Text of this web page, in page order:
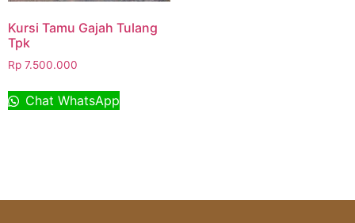
Kursi Tamu Gajah Tulang
Tpk
Rp 7.500.000
Chat WhatsApp